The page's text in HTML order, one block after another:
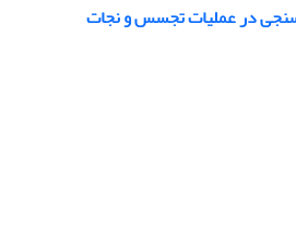
در عملیات تجسس و نجات